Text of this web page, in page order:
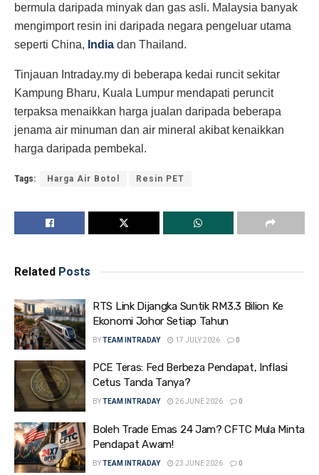
bermula daripada minyak dan gas asli. Malaysia banyak
mengimport resin ini daripada negara pengeluar utama
seperti China, India dan Thailand.
Tinjauan Intraday.my di beberapa kedai runcit sekitar
Kampung Bharu, Kuala Lumpur mendapati peruncit
terpaksa menaikkan harga jualan daripada beberapa
jenama air minuman dan air mineral akibat kenaikkan
harga daripada pembekal.
Tags: Harga Air Botol Resin PET
Related Posts
RTS Link Dijangka Suntik RM3.3 Bilion Ke
Ekonomi Johor Setiap Tahun
BYTEAM INTRADAY 17 JULY 2026 0
PCE Teras: Fed Berbeza Pendapat, Inflasi
Cetus Tanda Tanya?
BY TEAM INTRADAY 26 JUNE 2026 0
Boleh Trade Emas 24 Jam? CFTC Mula Minta
Pendapat Awam!
BYTEAM INTRADAY 23 JUNE 2026 0